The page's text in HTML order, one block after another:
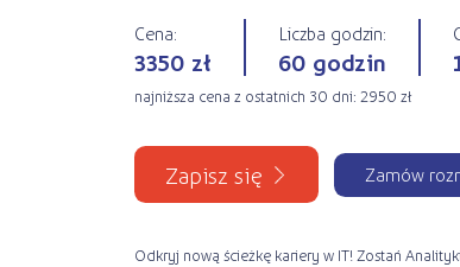
Cena:
3350 zł
Liczba godzin:
60 godzin
najniższa cena z ostatnich 30 dni: 2950 zł
Zapisz się Zamów
Odkryj nową ścieżkę kariery w IT! Zostań